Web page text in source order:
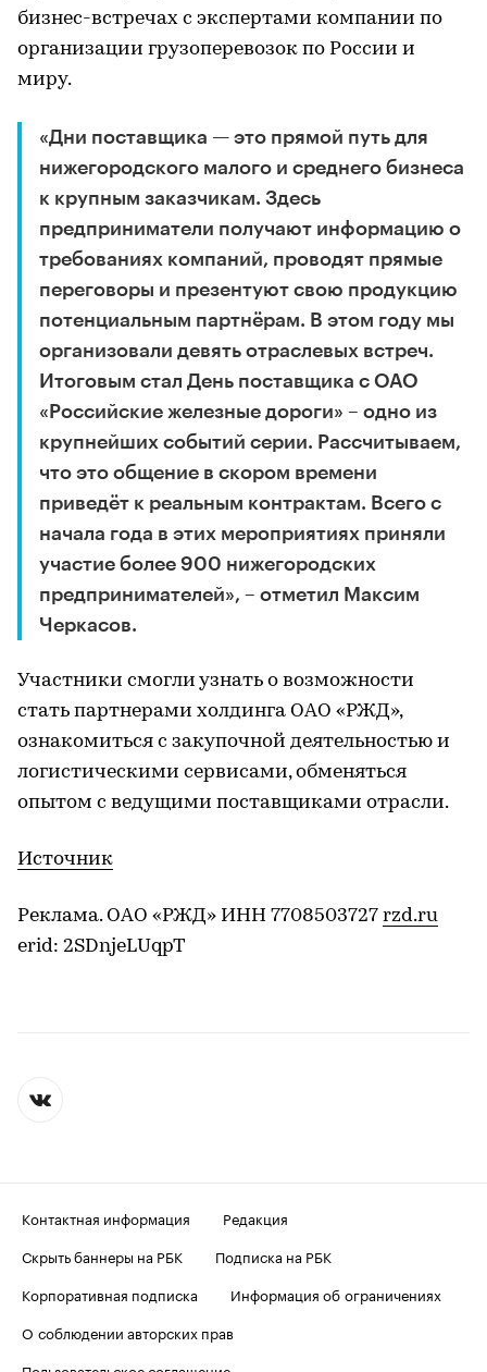
бизнес-встречах с экспертами компании по
организации грузоперевозок по России и
миру.
«Дни поставщика — это прямой путь для
нижегородского малого и среднего бизнеса
к крупным заказчикам. Здесь
предприниматели получают информацию о
требованиях компаний, проводят прямые
переговоры и презентуют свою продукцию
потенциальным партнёрам. В этом году мы
организовали девять отраслевых встреч.
Итоговым стал День поставщика с ОАО
«Российские железные дороги» – одно из
крупнейших событий серии. Рассчитываем,
что это общение в скором времени
приведёт к реальным контрактам. Всего с
начала года в этих мероприятиях приняли
участие более 900 нижегородских
предпринимателей», – отметил Максим
Черкасов.
Участники смогли узнать о возможности
стать партнерами холдинга ОАО «РЖД»,
ознакомиться с закупочной деятельностью и
логистическими сервисами, обменяться
опытом с ведущими поставщиками отрасли.
Источник
Реклама. ОАО «РЖД» ИНН 7708503727 rzd.ru
erid: 2SDnjeLUqpT
Контактная информация
Редакция
Скрыть баннеры на РБК
Подписка на РБК
Корпоративная подписка
Информация об ограничениях
О соблюдении авторских прав